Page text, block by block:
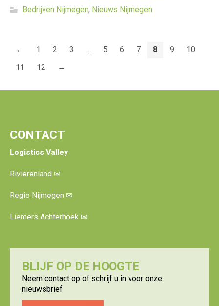
Bedrijven Nijmegen, Nieuws Nijmegen
← 1 2 3 … 5 6 7 8 9
10
11
12 →
CONTACT
Logistics Valley
Rivierenland ✉
Regio Nijmegen ✉
Liemers Achterhoek ✉
BLIJF OP DE HOOGTE
Neem contact op of schrijf u in voor onze
nieuwsbrief